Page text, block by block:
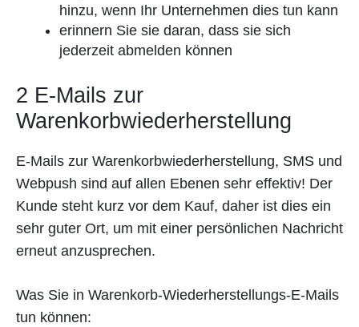
hinzu, wenn Ihr Unternehmen dies tun kann
erinnern Sie sie daran, dass sie sich
jederzeit abmelden können
2 E-Mails zur
Warenkorbwiederherstellung
E-Mails zur Warenkorbwiederherstellung, SMS und
Webpush sind auf allen Ebenen sehr effektiv! Der
Kunde steht kurz vor dem Kauf, daher ist dies ein
sehr guter Ort, um mit einer persönlichen Nachricht
erneut anzusprechen.
Was Sie in Warenkorb-Wiederherstellungs-E-Mails
tun können: